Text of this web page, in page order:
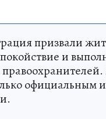
призвали
и
официальным